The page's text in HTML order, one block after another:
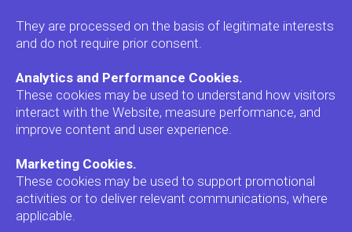
They are processed on the basis of legitimate interests
and do not require prior consent.
Analytics and Performance Cookies.
These cookies may be used to understand how visitors
interact with the Website, measure performance, and
improve content and user experience.
Marketing Cookies.
These cookies may be used to support promotional
activities or to deliver relevant communications, where
applicable.